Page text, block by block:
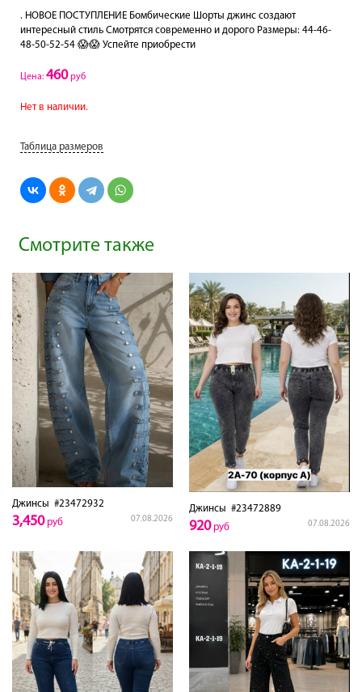
. НОВОЕ ПОСТУПЛЕНИЕ Бомбические Шорты джинс создают
интересный стиль Смотрятся современно и дорого Размеры: 44-46-
48-50-52-54 😱😱 Успейте приобрести
Цена: 460руб
Нет в наличии.
Таблица размеров
Смотрите также
Джинсы #23472932
07.08.2026
3,450руб
Джинсы #23472889
07.08.2026
920руб